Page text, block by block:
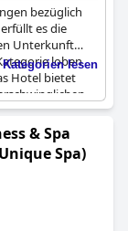
bezüglich
es die
Unterkunft
loben
Hotel bietet
und
wie z. B.
Anzahl
einige Gäste
and-
lesen
& Spa
Spa)